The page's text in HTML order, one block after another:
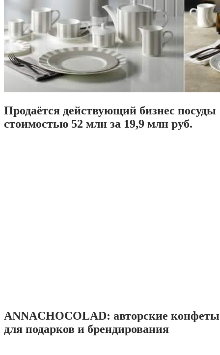
Продаётся действующий бизнес посуды
стоимостью 52 млн за 19,9 млн руб.
ANNACHOCOLAD: авторские
для подарков и брендирования